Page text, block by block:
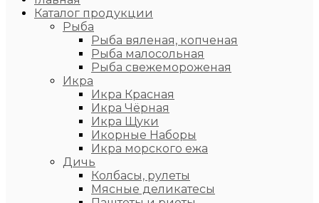
Каталог продукции
Рыба
Рыба вяленая, копченая
Рыба малосольная
Рыба свежемороженая
Икра
Икра Красная
Икра Чёрная
Икра Щуки
Икорные Наборы
Икра морского ежа
Дичь
Колбасы, рулеты
Мясные деликатесы